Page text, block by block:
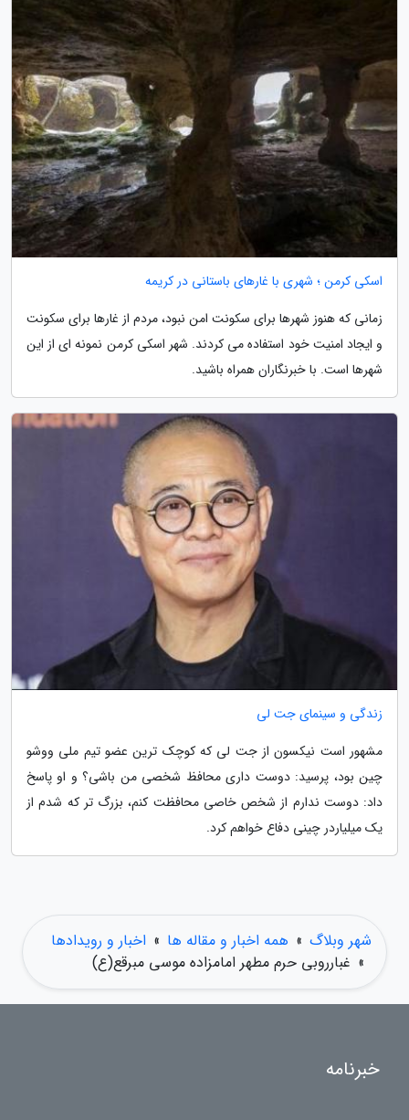
اسکی کرمن ؛ شهری با غارهای باستانی در کریمه
زمانی که هنوز شهرها برای سکونت امن نبود، مردم از غارها برای سکونت
و ایجاد امنیت خود استفاده می کردند. شهر اسکی کرمن نمونه ای از این
شهرها است. با خبرنگاران همراه باشید.
زندگی و سینمای جت لی
مشهور است نیکسون از جت لی که کوچک ترین عضو تیم ملی ووشو
چین بود، پرسید: دوست داری محافظ شخصی من باشی؟ و او پاسخ
داد: دوست ندارم از شخص خاصی محافظت کنم، بزرگ تر که شدم از
یک میلیاردر چینی دفاع خواهم کرد.
شهر وبلاگ » همه اخبار و مقاله ها » اخبار و رویدادها
» غبارروبی حرم مطهر امامزاده موسی مبرقع(ع)
خبرنامه